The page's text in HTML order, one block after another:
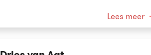
Lees meer